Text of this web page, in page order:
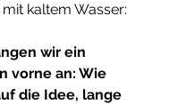
kaltem Wasser:
wir ein
vorne an: Wie
die Idee, lange